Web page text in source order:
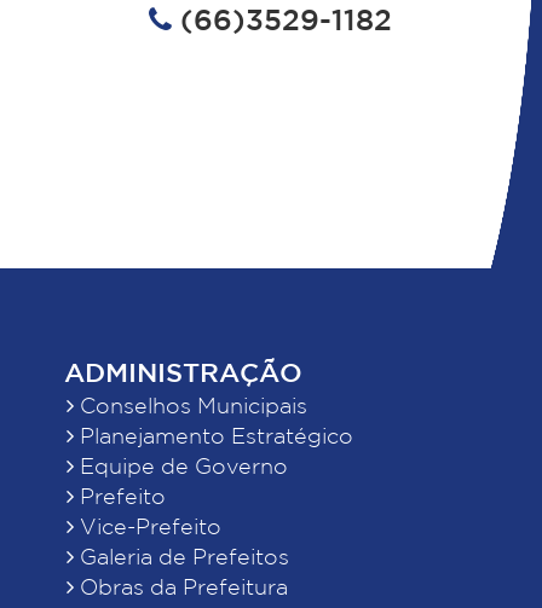
(66)3529-1182
ADMINISTRAÇÃO
Conselhos Municipais
Planejamento Estratégico
Equipe de Governo
Prefeito
Vice-Prefeito
Galeria de Prefeitos
Obras da Prefeitura